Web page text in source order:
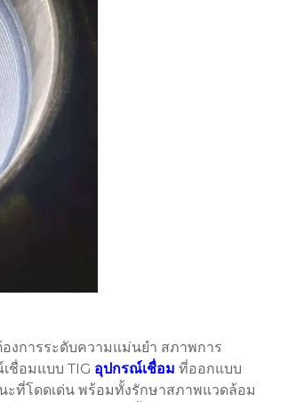
งการระดับความแม่นยำ สภาพการ
ชื่อมแบบ TIG อุปกรณ์เชื่อม ที่ออกแบบ
ะที่โดดเด่น พร้อมทั้งรักษาสภาพแวดล้อม